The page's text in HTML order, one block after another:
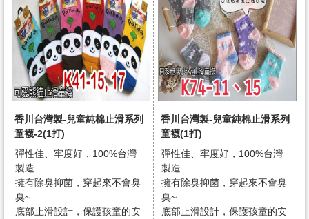
香川台灣製-兒童純棉止滑系列
童襪-2(1打)
彈性佳、牢度好，100%台灣
製造
擁有除臭抑菌，穿起來不會臭
臭~
底部止滑設計，保護孩童的安
香川台灣製-兒童純棉止滑系列
童襪(1打)
彈性佳、牢度好，100%台灣
製造
擁有除臭抑菌，穿起來不會臭
臭~
底部止滑設計，保護孩童的安